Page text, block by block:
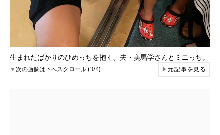
生まれたばかりのひめっちを抱く、夫・美馬学さんとミニっち。
▼次の画像は下へスクロール (3/4) ▶元記事を見る